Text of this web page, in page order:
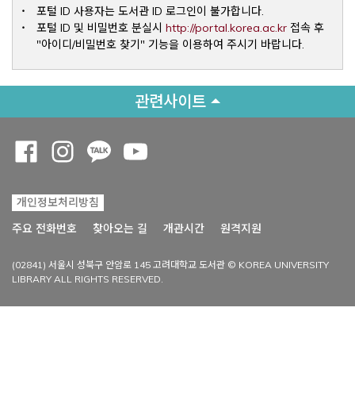
포털 ID 사용자는 도서관 ID 로그인이 불가합니다.
포털 ID 및 비밀번호 분실시 http://portal.korea.ac.krOpens a
접속 후
"아이디/비밀번호 찾기" 기능을 이용하여 주시기 바랍니다.
관련사이트
개인정보처리방침
주요 전화번호
찾아오는 길 개관시간 원격지원
(02841) 서울시 성북구 안암로 145 고려대학교 도서관 © KOREA UNIVERSITY
LIBRARY ALL RIGHTS RESERVED.
Opens a new window
Opens a new window
Opens a new window